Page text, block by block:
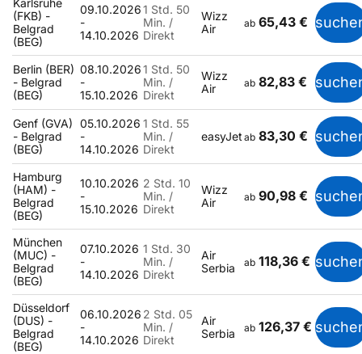
Karlsruhe
(FKB) -
Belgrad
(BEG)
09.10.2026
-
14.10.2026
1 Std. 50
Min. /
Direkt
Wizz
Air
ab 65,43 €
Berlin (BER)
- Belgrad
(BEG)
08.10.2026
-
15.10.2026
1 Std. 50
Min. /
Direkt
Wizz
Air
ab 82,83 €
Genf (GVA)
- Belgrad
(BEG)
05.10.2026
-
14.10.2026
1 Std. 55
Min. /
Direkt
easyJet ab 83,30 €
Hamburg
(HAM) -
Belgrad
(BEG)
10.10.2026
-
15.10.2026
2 Std. 10
Min. /
Direkt
Wizz
Air
ab 90,98 €
München
(MUC) -
Belgrad
(BEG)
07.10.2026
-
14.10.2026
1 Std. 30
Min. /
Direkt
Air
Serbia
ab 118,36 €
Düsseldorf
(DUS) -
Belgrad
(BEG)
06.10.2026
-
14.10.2026
2 Std. 05
Min. /
Direkt
Air
Serbia
ab 126,37 €